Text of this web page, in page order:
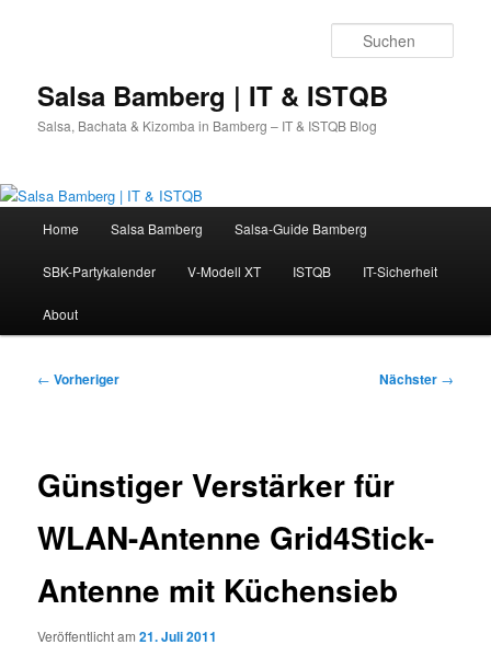
Salsa Bamberg | IT & ISTQB
Salsa, Bachata & Kizomba in Bamberg – IT & ISTQB Blog
Home Salsa Bamberg Salsa-Guide Bamberg
SBK-Partykalender V-Modell XT ISTQB IT-Sicherheit
About
Beitragsnavigation
← Vorheriger Nächster →
Günstiger Verstärker für
WLAN-Antenne Grid4Stick-
Antenne mit Küchensieb
Veröffentlicht am21. Juli 2011